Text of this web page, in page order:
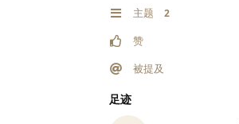
主题 2
赞
被提及
足迹